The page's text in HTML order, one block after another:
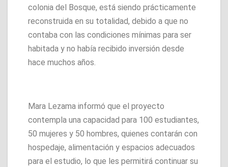
colonia del Bosque, está siendo prácticamente
reconstruida en su totalidad, debido a que no
contaba con las condiciones mínimas para ser
habitada y no había recibido inversión desde
hace muchos años.
Mara Lezama informó que el proyecto
contempla una capacidad para 100 estudiantes,
50 mujeres y 50 hombres, quienes contarán con
hospedaje, alimentación y espacios adecuados
para el estudio, lo que les permitirá continuar su